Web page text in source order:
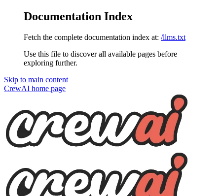
Documentation Index
Fetch the complete documentation index at: /llms.txt
Use this file to discover all available pages before
exploring further.
Skip to main content
CrewAI home page